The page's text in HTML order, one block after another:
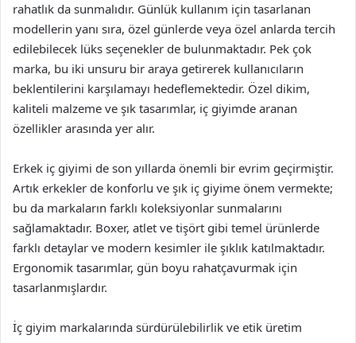
rahatlık da sunmalıdır. Günlük kullanım için tasarlanan
modellerin yanı sıra, özel günlerde veya özel anlarda tercih
edilebilecek lüks seçenekler de bulunmaktadır. Pek çok
marka, bu iki unsuru bir araya getirerek kullanıcıların
beklentilerini karşılamayı hedeflemektedir. Özel dikim,
kaliteli malzeme ve şık tasarımlar, iç giyimde aranan
özellikler arasında yer alır.
Erkek iç giyimi de son yıllarda önemli bir evrim geçirmiştir.
Artık erkekler de konforlu ve şık iç giyime önem vermekte;
bu da markaların farklı koleksiyonlar sunmalarını
sağlamaktadır. Boxer, atlet ve tişört gibi temel ürünlerde
farklı detaylar ve modern kesimler ile şıklık katılmaktadır.
Ergonomik tasarımlar, gün boyu rahatçavurmak için
tasarlanmışlardır.
İç giyim markalarında sürdürülebilirlik ve etik üretim